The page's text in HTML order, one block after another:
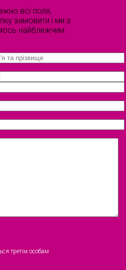
всі поля,
замовити і ми з
найближчим
третім особам